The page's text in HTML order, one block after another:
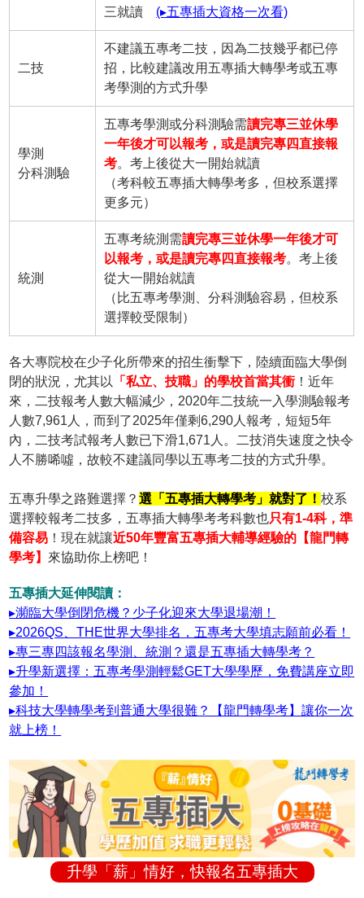
三就讀 (▸五專插大資格一次看)
二技
不建議五專考二技，因為二技幾乎都已停
招，比較建議改用五專插大轉學考或五專
考學測的方式升學
學測
分科測驗
五專考學測或分科測驗需讀完專三並休學
一年後才可以報考，或是讀完專四直接報
考。考上後從大一開始就讀
（考科較五專插大轉學考多，但校系選擇
更多元）
統測
五專考統測需讀完專三並休學一年後才可
以報考，或是讀完專四直接報考。考上後
從大一開始就讀
（比五專考學測、分科測驗容易，但校系
選擇較受限制）
各大專院校在少子化所帶來的招生衝擊下，陸續面臨大學倒
閉的狀況，尤其以
「私立、技職」的學校首當其衝！近年
來，二技報考人數大幅減少，2020年二技統一入學測驗報考
人數7,961人，而到了2025年僅剩6,290人報考，短短5年
內，二技考試報考人數已下滑1,671人。二技消失速度之快令
人不勝唏噓，故較不建議同學以五專考二技的方式升學。
五專升學之路難選擇？選「五專插大轉學考」就對了！校系
選擇較報考二技多，五專插大轉學考考科數也只有1-4科，準
備容易 ！現在就讓近50年豐富五專插大輔導經驗的【龍門轉
學考】 來協助你上榜吧！
五專插大延伸閱讀：
▸瀕臨大學倒閉危機？少子化迎來大學退場潮！
▸2026QS、THE世界大學排名，五專考大學填志願前必看！
▸專三專四該報名學測、統測？還是五專插大轉學考？
▸升學新選擇：五專考學測輕鬆GET大學學歷，免費講座立即
參加！
▸科技大學轉學考到普通大學很難？【龍門轉學考】讓你一次
就上榜！
升學「薪」情好，快報名五專插大